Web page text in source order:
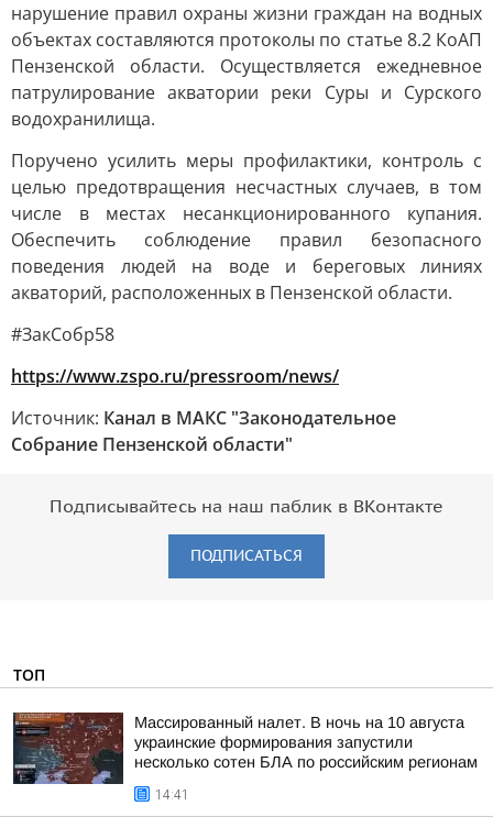
нарушение правил охраны жизни граждан на водных
объектах составляются протоколы по статье 8.2 КоАП
Пензенской области. Осуществляется ежедневное
патрулирование акватории реки Суры и Сурского
водохранилища.
Поручено усилить меры профилактики, контроль с
целью предотвращения несчастных случаев, в том
числе в местах несанкционированного купания.
Обеспечить соблюдение правил безопасного
поведения людей на воде и береговых линиях
акваторий, расположенных в Пензенской области.
#ЗакСобр58
https://www.zspo.ru/pressroom/news/
Источник: Канал в МАКС "Законодательное
Собрание Пензенской области"
Подписывайтесь на наш паблик в ВКонтакте
ПОДПИСАТЬСЯ
ТОП
Массированный налет. В ночь на 10 августа
украинские формирования запустили
несколько сотен БЛА по российским регионам
14:41